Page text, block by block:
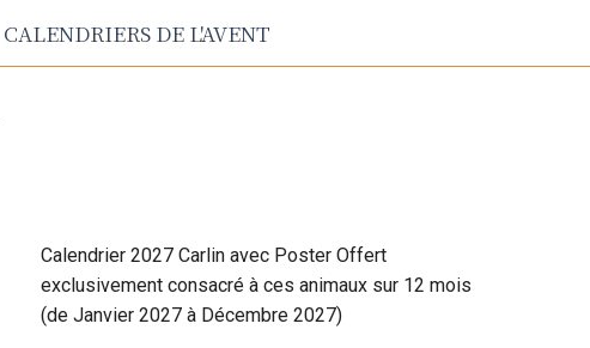
CALENDRIERS DE L'AVENT
Calendrier 2027 Carlin avec Poster Offert
exclusivement consacré à ces animaux sur 12 mois
(de Janvier 2027 à Décembre 2027)